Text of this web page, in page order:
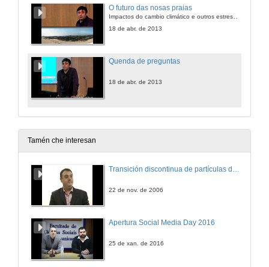
O futuro das nosas praias
Impactos do cambio climático e outros estresores
18 de abr. de 2013
Quenda de preguntas
18 de abr. de 2013
Tamén che interesan
22 de nov. de 2006
Apertura Social Media Day 2016
25 de xan. de 2016